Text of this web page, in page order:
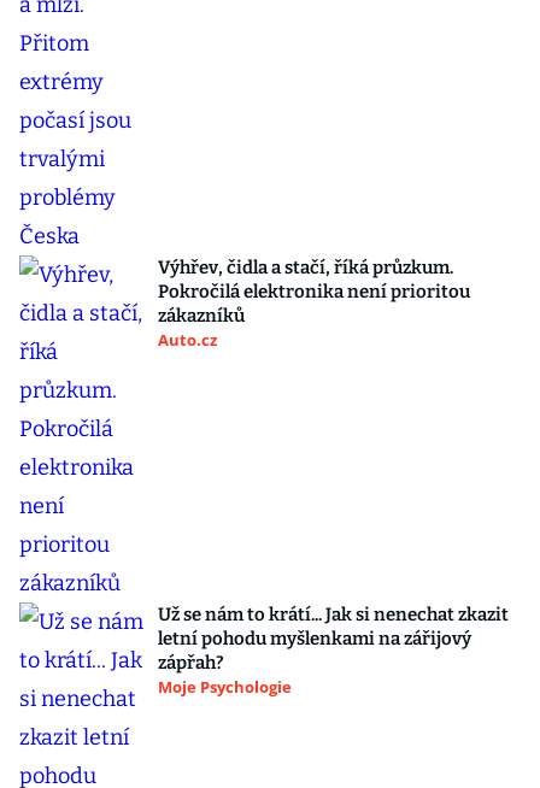
Výhřev, čidla a stačí, říká průzkum.
Pokročilá elektronika není prioritou
zákazníků
Auto.cz
Už se nám to krátí... Jak si nenechat zkazit
letní pohodu myšlenkami na zářijový
zápřah?
Moje Psychologie